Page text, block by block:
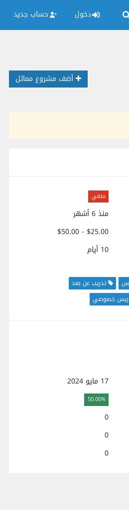
دخول حساب جديد
أضف مشروع مماثل
ملغي
منذ 6 أشهر
$25.00 - $50.00
10 أيام
تدريب عن بعد
خصوصي
17 مايو 2024
50.00%
0
0
0